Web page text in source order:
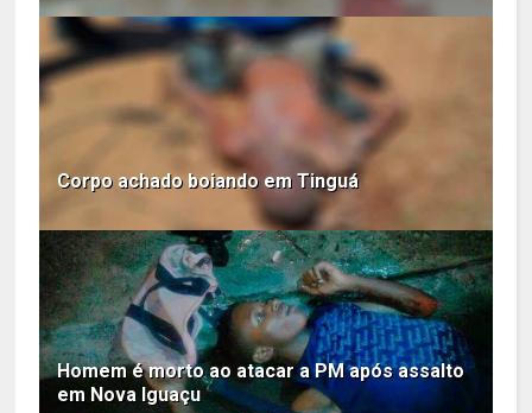
Corpo achado boiando em Tinguá
Homem é morto ao atacar a PM após assalto
em Nova Iguaçu